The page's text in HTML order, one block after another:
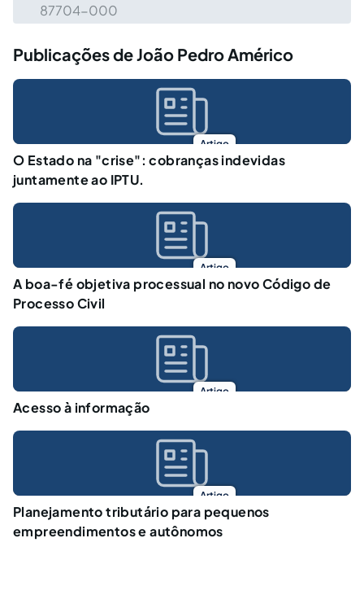
87704-000
Publicações de João Pedro Américo
Artigo
O Estado na "crise": cobranças indevidas
juntamente ao IPTU.
Artigo
A boa-fé objetiva processual no novo Código de
Processo Civil
Artigo
Acesso à informação
Artigo
Planejamento tributário para pequenos
empreendimentos e autônomos